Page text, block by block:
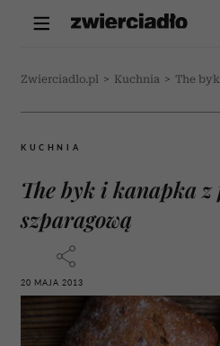
Zwierciadlo.pl > Kuchnia > The
KUCHNIA
The byk i kanapka z
szparagową
20 MAJA 2013